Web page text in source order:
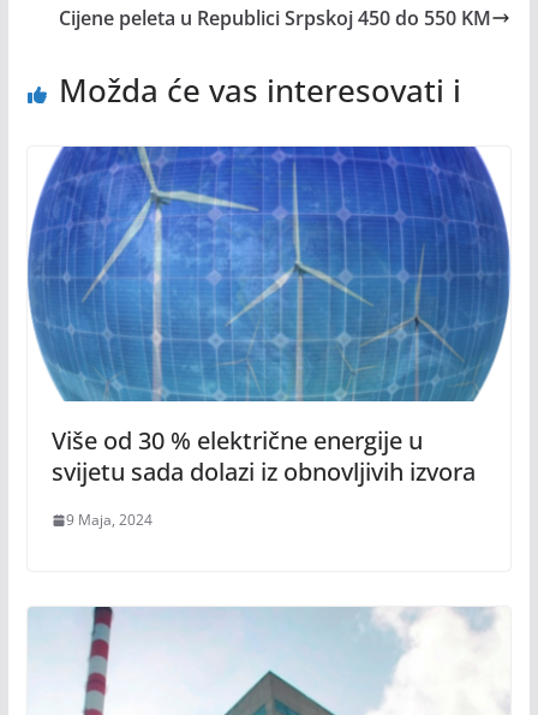
Cijene peleta u Republici Srpskoj 450 do 550 KM
Možda će vas interesovati i
Više od 30 % električne energije u
svijetu sada dolazi iz obnovljivih izvora
9 Maja, 2024